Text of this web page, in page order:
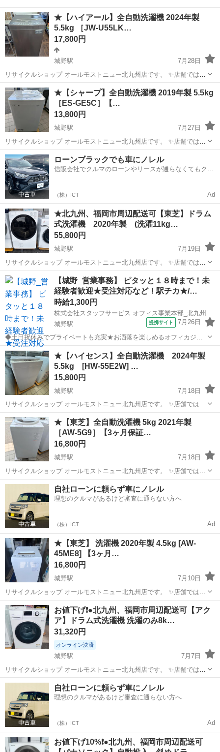
★【ハイアール】全自動洗濯機 2024年製
5.5kg ［JW-U55LK…
17,800円
城野駅
7月28日
リサイクルショップ オールモストニュー北九州店です。 ✨️店舗では、
期間限定でネット表示価格よりも特別割引をしている商品もございま
す!! 気になっている商品がありましまら、是非ご来店いただくかお問
い合わせ下さいませ!! ...
福岡 北九州市 生活家電 商品
★【シャープ】全自動洗濯機 2019年製 5.5kg
［ES-GE5C］【…
13,800円
城野駅
7月27日
リサイクルショップ オールモストニュー北九州店です。 ✨️店舗では、
期間限定でネット表示価格よりも特別割引をしている商品もございま
す!! 気になっている商品がありましまら、是非ご来店いただくかお問
い合わせ下さいませ!! ...
福岡 北九州市 城野駅 生活家電
ローンブラックでも車にノレル
信販会社でクルマのローンやリースが通らなくてもクル
（株）ICT Ad
★北九州、福岡市周辺配送可【東芝】ドラム
式洗濯機 2020年製 (洗濯11kg…
55,800円
城野駅
7月19日
リサイクルショップ オールモストニュー北九州店です。 ✨️店舗では、
期間限定でネット表示価格よりも特別割引をしている商品もございま
す!! 気になっている商品がありましまら、是非ご来店いただくかお問
い合わせ下さいませ!! ...
福岡 北九州市 城野駅 生活家電
【城野_営業事務】 ピタッと１８時まで！未
経験者歓迎★受注対応など！駅チカ★/…
時給1,300円
株式会社スタッフサービス オフィス事業本部_北九州
城野駅
提携サイト 7月26日
◆土日祝休みでプライベートも充実★お洒落を楽しめるオフィカジ勤
務★ 幅広い年齢層の方が活躍中の職場！近くに飲食店・コンビニがあ
るので何かと便利ですよ♪未経験からチャレンジできるお仕事◎残業は
ほとんどなくプライベートも充実で...
福岡 北九州市 城野駅 事務
★【ハイセンス】全自動洗濯機 2024年製
5.5kg [HW-55E2W] …
15,800円
城野駅
7月18日
リサイクルショップ オールモストニュー北九州店です。 ✨️店舗では、
期間限定でネット表示価格よりも特別割引をしている商品もございま
す!! 気になっている商品がありましまら、是非ご来店いただくかお問
い合わせ下さいませ!...
福岡 北九州市 城野駅 生活家電 商品
★【東芝】全自動洗濯機 5kg 2021年製
［AW-5G9］【3ヶ月保証…
16,800円
城野駅
7月18日
リサイクルショップ オールモストニュー北九州店です。 ✨️店舗では、
期間限定でネット表示価格よりも特別割引をしている商品もございま
す!! 気になっている商品がありましまら、是非ご来店いただくかお問
い合わせ下さいませ!! ...
福岡 北九州市 生活家電
自社ローンに頼らず車にノレル
理想のクルマがあるけど審査に通らない方へ
（株）ICT Ad
★【東芝】 洗濯機 2020年製 4.5kg [AW-
45ME8] 【3ヶ月…
16,800円
城野駅
7月10日
リサイクルショップ オールモストニュー北九州店です。 ✨️店舗では、
期間限定でネット表示価格よりも特別割引をしている商品もございま
す!! 気になっている商品がありましまら、是非ご来店いただくかお問
い合わせ下さいませ!! ...
福岡 北九州市 城野駅 生活家電 商品
お値下げ❗️●北九州、福岡市周辺配送可【アク
ア】ドラム式洗濯機 洗濯のみ8k…
31,320円
オンライン決済
城野駅
7月7日
リサイクルショップ オールモストニュー北九州店です。 ✨️店舗では、
期間限定でネット表示価格よりも特別割引をしている商品もございま
す!! 気になっている商品がありましまら、是非ご来店いただくかお問
い合わせ下さいませ!...
福岡 北九州市 生活家電
自社ローンに頼らず車にノレル
理想のクルマがあるけど審査に通らない方へ
（株）ICT Ad
お値下げ10%❗️●北九州、福岡市周辺配送可